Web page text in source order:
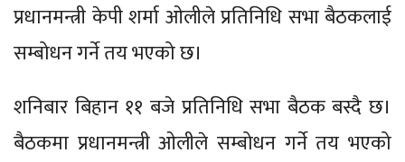
प्रधानमन्त्री केपी शर्मा ओलीले प्रतिनिधि सभा बैठकलाई
सम्बोधन गर्ने तय भएको छ।
शनिबार बिहान ११ बजे प्रतिनिधि सभा बैठक बस्दै छ।
बैठकमा प्रधानमन्त्री ओलीले सम्बोधन गर्ने तय भएको